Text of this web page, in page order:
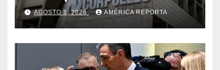
Corpoelec y nuevo
viceministro de Servicios
Eléctricos
AGOSTO 8, 2026 AMÉRICA REPORTA